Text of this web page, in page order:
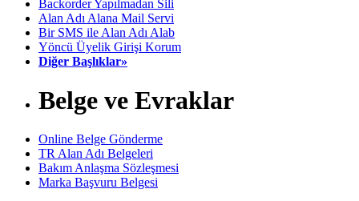
Backorder Yapılmadan Sili
Alan Adı Alana Mail Servi
Bir SMS ile Alan Adı Alab
Yöncü Üyelik Girişi Korum
Diğer Başlıklar»
Belge ve Evraklar
Online Belge Gönderme
TR Alan Adı Belgeleri
Bakım Anlaşma Sözleşmesi
Marka Başvuru Belgesi